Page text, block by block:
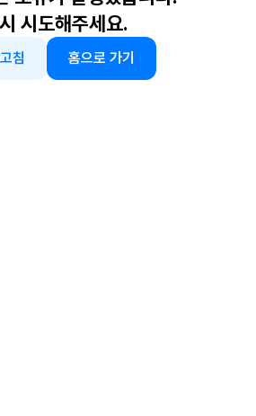
시도해주세요.
침 홈으로 가기